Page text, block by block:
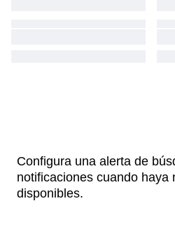
Configura una alerta de
notificaciones cuando haya
disponibles.